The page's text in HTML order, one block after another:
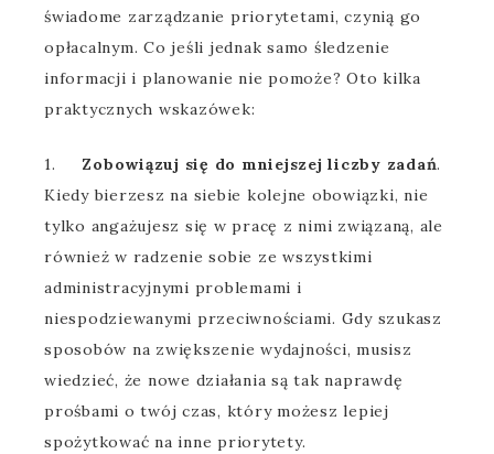
świadome zarządzanie priorytetami, czynią go
opłacalnym. Co jeśli jednak samo śledzenie
informacji i planowanie nie pomoże? Oto kilka
praktycznych wskazówek:
1. Zobowiązuj się do mniejszej liczby zadań.
Kiedy bierzesz na siebie kolejne obowiązki, nie
tylko angażujesz się w pracę z nimi związaną, ale
również w radzenie sobie ze wszystkimi
administracyjnymi problemami i
niespodziewanymi przeciwnościami. Gdy szukasz
sposobów na zwiększenie wydajności, musisz
wiedzieć, że nowe działania są tak naprawdę
prośbami o twój czas, który możesz lepiej
spożytkować na inne priorytety.